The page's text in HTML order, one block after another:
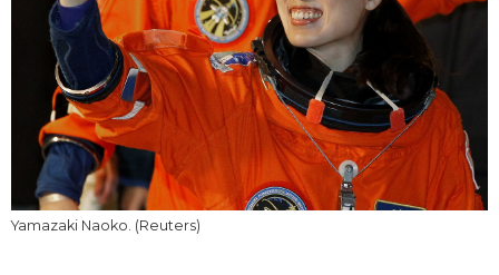
Yamazaki Naoko. (Reuters)